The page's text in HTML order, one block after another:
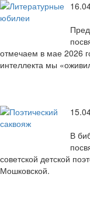
отмечаем в мае 2026
интеллекта мы
В
советской детской
Мошковской.